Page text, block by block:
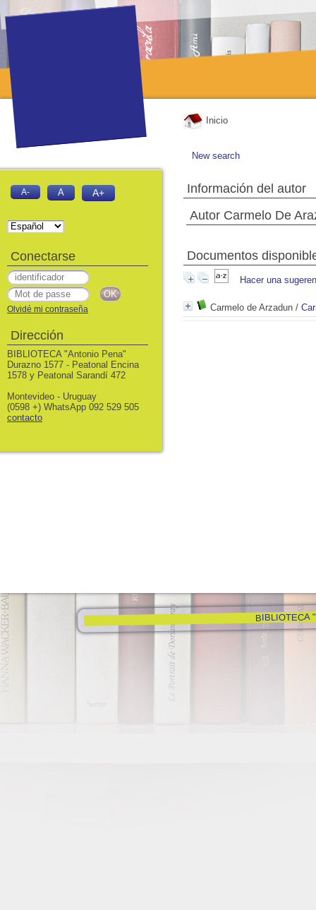
Inicio
New search
Información del autor
Autor Carmelo De
Documentos
Hacer una
Carmelo de Arzadun /
BIBLIOTECA
A- A A+
Conectarse
Olvidé mi contraseña
Dirección
BIBLIOTECA "Antonio Pena"
Durazno 1577 - Peatonal Encina
1578 y Peatonal Sarandí 472
Montevideo - Uruguay
(0598 +) WhatsApp 092 529 505
contacto